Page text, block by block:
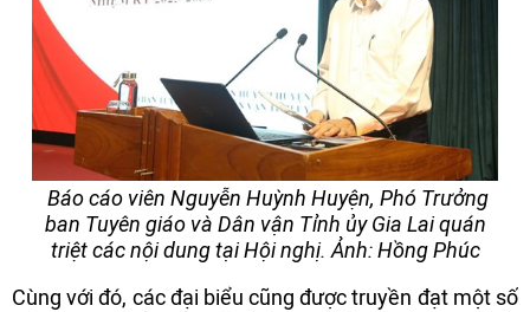
Báo cáo viên Nguyễn Huỳnh Huyện, Phó Trưởng
ban Tuyên giáo và Dân vận Tỉnh ủy Gia Lai quán
triệt các nội dung tại Hội nghị. Ảnh: Hồng Phúc
Cùng với đó, các đại biểu cũng được truyền đạt một số